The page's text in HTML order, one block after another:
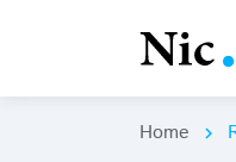
Home chevron_right